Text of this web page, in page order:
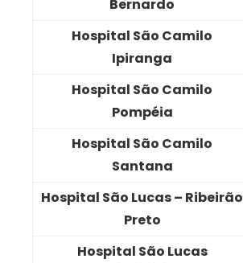
Bernardo
Hospital São Camilo
Ipiranga
Hospital São Camilo
Pompéia
Hospital São Camilo
Santana
Hospital São Lucas – Ribeirão
Preto
Hospital São Lucas